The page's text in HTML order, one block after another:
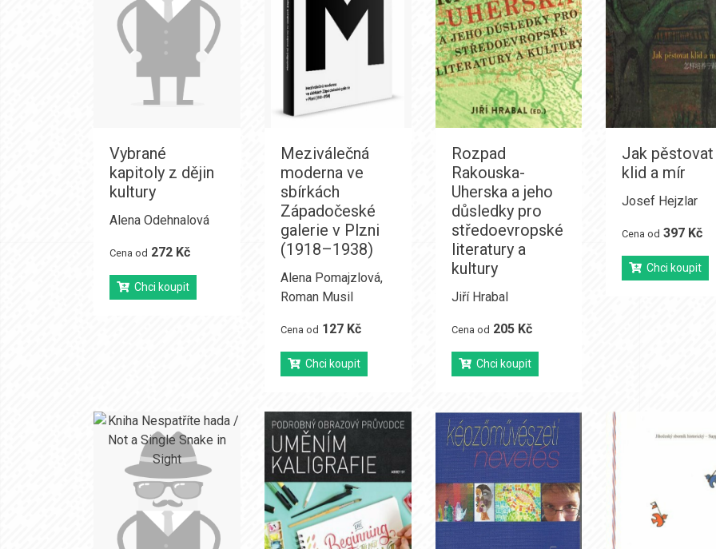
Vybrané
kapitoly z dějin
kultury
Alena Odehnalová
Cena od 272 Kč
Chci koupit
Meziválečná
moderna ve
sbírkách
Západočeské
galerie v Plzni
(1918–1938)
Alena Pomajzlová,
Roman Musil
Cena od 127 Kč
Chci koupit
Rozpad
Rakouska-
Uherska a jeho
důsledky pro
středoevropské
literatury a
kultury
Jiří Hrabal
Cena od 205 Kč
Chci koupit
Jak pěstovat
klid a mír
Josef Hejzlar
Cena od 397 Kč
Chci koupit